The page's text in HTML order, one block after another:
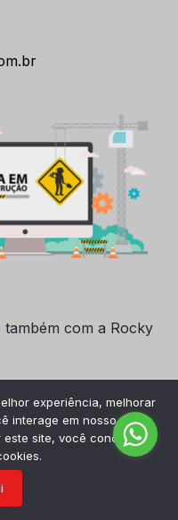
com a Rocky
experiência, melhorar
interage em nosso site e
este site, você concorda